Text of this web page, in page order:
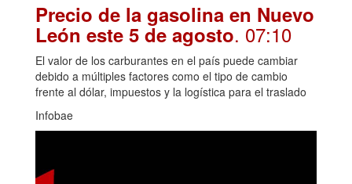
Precio de la gasolina en Nuevo
León este 5 de agosto. 07:10
El valor de los carburantes en el país puede cambiar
debido a múltiples factores como el tipo de cambio
frente al dólar, impuestos y la logística para el traslado
Infobae